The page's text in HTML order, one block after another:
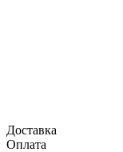
Доставка
Оплата